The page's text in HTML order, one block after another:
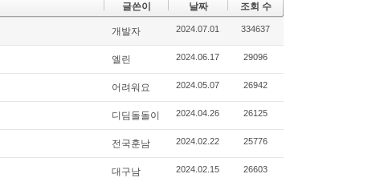
글쓴이 날짜 조회 수
개발자 2024.07.01 334637
엘린 2024.06.17 29096
어려워요 2024.05.07 26942
디딤돌돌이 2024.04.26 26125
전국훈남 2024.02.22 25776
대구남 2024.02.15 26603